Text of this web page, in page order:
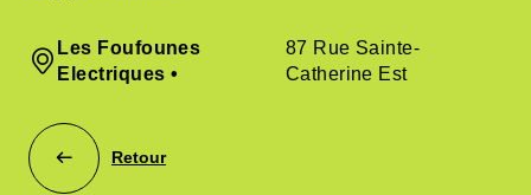
Les Foufounes
Electriques •
87 Rue Sainte-
Catherine Est
Retour